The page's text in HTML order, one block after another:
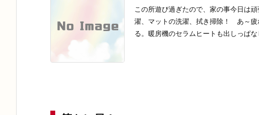
この所遊び過ぎたので、家の事今日は
濯、マットの洗濯、拭き掃除！ あ～疲
る。暖房機のセラムヒートも出しっぱ